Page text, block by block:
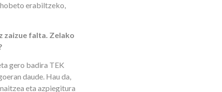
erabiltzeko,
zaizue falta. Zelako
gero badira TEK
daude. Hau da,
eta azpiegitura